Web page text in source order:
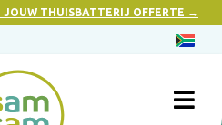
JOUW THUISBATTERIJ OFFERTE →